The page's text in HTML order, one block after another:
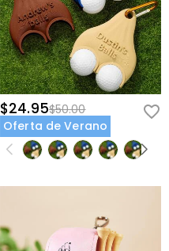
$24.95$50.00
Oferta de Verano